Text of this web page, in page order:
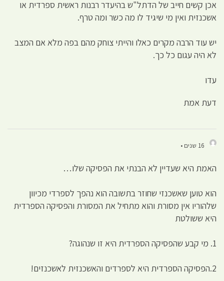
אכן קשים חייב של הדתל"ש בהיעדר רבנות ראשית ספרדית או
אשכנזית ואין מי שיגיד לו מה כשר ומה טרף.
יש עוד הרבה מקרים כאלו והייתי צוחק מהם בפה מלא אם המצב
לא היה עגום כל כך.
עדו
דעת אמת
16 שנים •
האמת היא שעדיין לא הבנתי את הפסיקה שלו…
הוא טוען שאשכנזי שחוזר בתשובה הוא נהפך לספרדי מכיוון
שלהוריו אין מסורת והוא מתחיל את המסורת והפסיקה הספרדית
היא ששולטת
1. מי קבע שהפסיקה הספרדית היא זו שנהוגה?
2.הפסיקה הספרדית היא לספרדים והאשכנזית לאשכנזים!